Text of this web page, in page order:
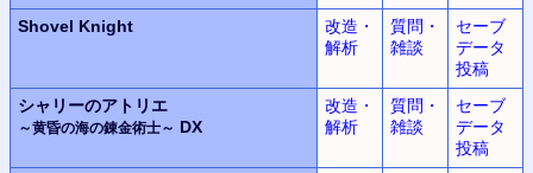
Shovel Knight
改造・
解析
質問・
雑談
セーブ
データ
投稿
シャリーのアトリエ
～黄昏の海の錬金術士～ DX
改造・
解析
質問・
雑談
セーブ
データ
投稿